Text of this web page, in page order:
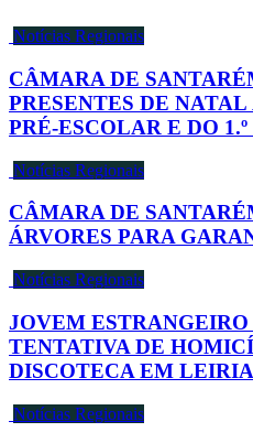
Notícias Regionais
CÂMARA DE
PRESENTES DE
PRÉ-ESCOLAR E DO
Notícias Regionais
CÂMARA DE
ÁRVORES PARA
Notícias Regionais
JOVEM
TENTATIVA DE
DISCOTECA EM LEIRIA
Notícias Regionais